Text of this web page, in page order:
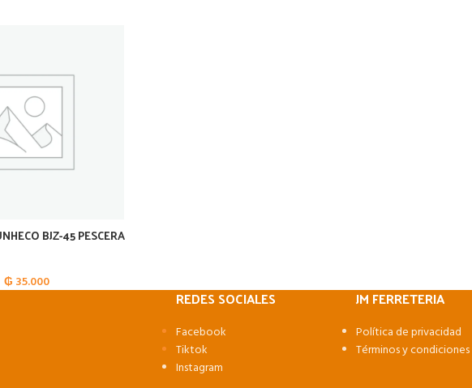
BJZ-45 PESCERA
₲ 35.000
REDES SOCIALES
Facebook
Tiktok
Instagram
JM FERRETERIA
Política de privacidad
Términos y condiciones